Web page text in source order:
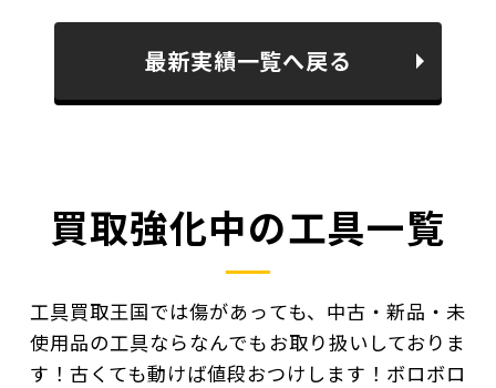
最新実績一覧へ戻る
買取強化中の工具一覧
工具買取王国では傷があっても、中古・新品・未
使用品の工具ならなんでもお取り扱いしておりま
す！ 古くても動けば値段おつけします！ボロボロ